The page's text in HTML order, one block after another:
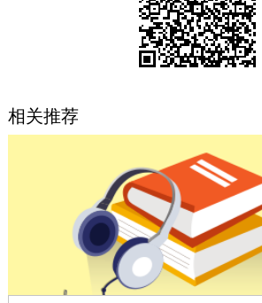
法人服务
便民服务
阳光政务
政民互动
12345网上接诉即办 我要咨询
相关推荐